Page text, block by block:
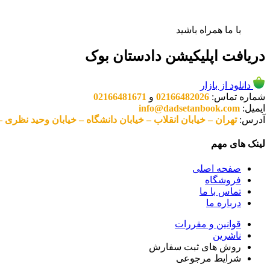
با ما همراه باشید
دریافت اپلیکیشن دادستان بوک
دانلود از بازار
شماره تماس: 02166482026 و 02166481671
ایمیل: info@dadsetanbook.com
آدرس:تهران – خیابان انقلاب – خیابان دانشگاه – خیابان وحید نظری – پلاک 49 واحد 3 کد پستی:
لینک های مهم
صفحه اصلی
فروشگاه
تماس با ما
درباره ما
قوانین و مقررات
ناشرین
روش های ثبت سفارش
شرایط مرجوعی